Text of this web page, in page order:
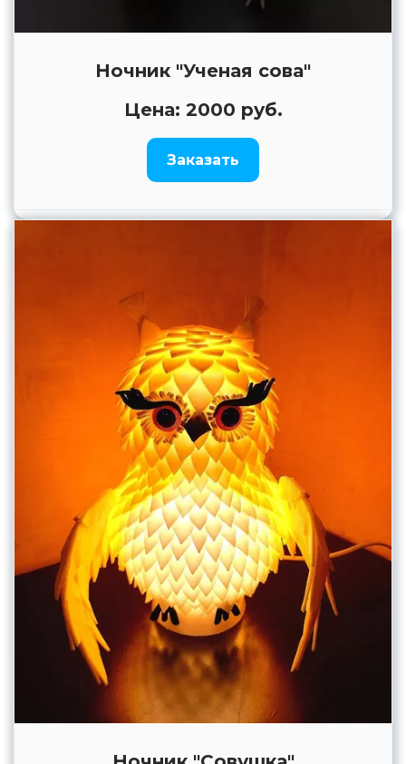
Ночник "Ученая сова"
Цена: 2000 руб.
Заказать